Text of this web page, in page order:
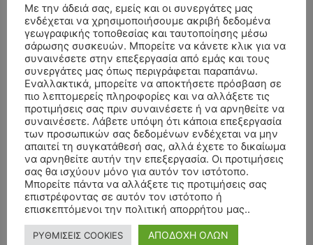
ΣΥΛΛΥΠΗΤΗΡΙΑ ΜΗΝΥΜΑΤΑ
Αλέξανδρος ΣέρβοςεπίΚΗΔΕΙΑ – ΣΑΒΒΑΤΟ 25/7/2026 –
ΧΑΡΑΛΑΜΠΟΣ ΚΑΥΚΙΑΣ ΕΤΩΝ 57
ΧΡΙΣΤΙΝΑεπίΚΗΔΕΙΑ – ΤΡΙΤΗ 4/8/2026 – ΧΡΗΣΤΟΣ Α. ΠΑΛΙΟΥΡΑΣ
ΕΤΩΝ 58
Με την άδειά σας, εμείς και οι συνεργάτες μας
ενδέχεται να χρησιμοποιήσουμε ακριβή δεδομένα
γεωγραφικής τοποθεσίας και ταυτοποίησης μέσω
σάρωσης συσκευών. Μπορείτε να κάνετε κλικ για να
συναινέσετε στην επεξεργασία από εμάς και τους
συνεργάτες μας όπως περιγράφεται παραπάνω.
Εναλλακτικά, μπορείτε να αποκτήσετε πρόσβαση σε
πιο λεπτομερείς πληροφορίες και να αλλάξετε τις
προτιμήσεις σας πριν συναινέσετε ή να αρνηθείτε να
συναινέσετε. Λάβετε υπόψη ότι κάποια επεξεργασία
των προσωπικών σας δεδομένων ενδέχεται να μην
απαιτεί τη συγκατάθεσή σας, αλλά έχετε το δικαίωμα
να αρνηθείτε αυτήν την επεξεργασία. Οι προτιμήσεις
σας θα ισχύουν μόνο για αυτόν τον ιστότοπο.
Μπορείτε πάντα να αλλάξετε τις προτιμήσεις σας
επιστρέφοντας σε αυτόν τον ιστότοπο ή
επισκεπτόμενοι την πολιτική απορρήτου μας..
ΡΥΘΜΙΣΕΙΣ COOKIES ΑΠΟΔΟΧΗ ΟΛΩΝ